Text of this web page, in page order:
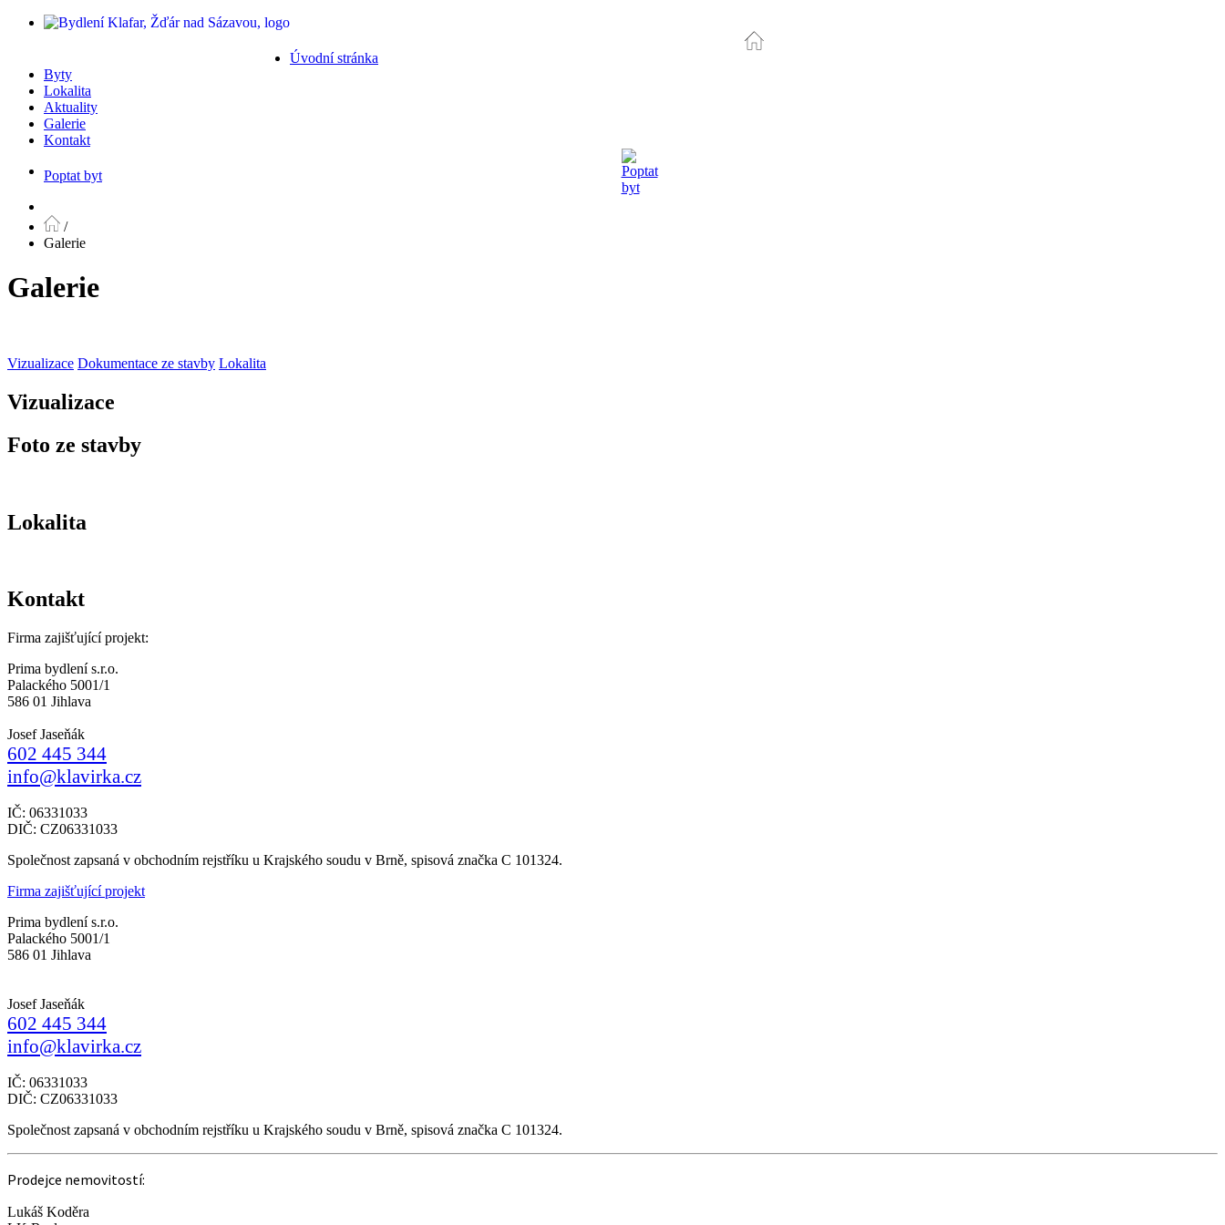
Úvodní stránka
Byty
Lokalita
Aktuality
Galerie
Kontakt
Poptat byt
/
Galerie
Galerie
Vizualizace Dokumentace ze stavby Lokalita
Vizualizace
Foto ze stavby
Lokalita
Kontakt
Firma zajišťující projekt:
Prima bydlení s.r.o.
Palackého 5001/1
586 01 Jihlava
Josef Jaseňák
602 445 344
info@klavirka.cz
IČ: 06331033
DIČ: CZ06331033
Společnost zapsaná v obchodním rejstříku u Krajského soudu v Brně, spisová značka C 101324.
Firma zajišťující projekt
Prima bydlení s.r.o.
Palackého 5001/1
586 01 Jihlava
Josef Jaseňák
602 445 344
info@klavirka.cz
IČ: 06331033
DIČ: CZ06331033
Společnost zapsaná v obchodním rejstříku u Krajského soudu v Brně, spisová značka C 101324.
Prodejce nemovitostí:
Lukáš Koděra